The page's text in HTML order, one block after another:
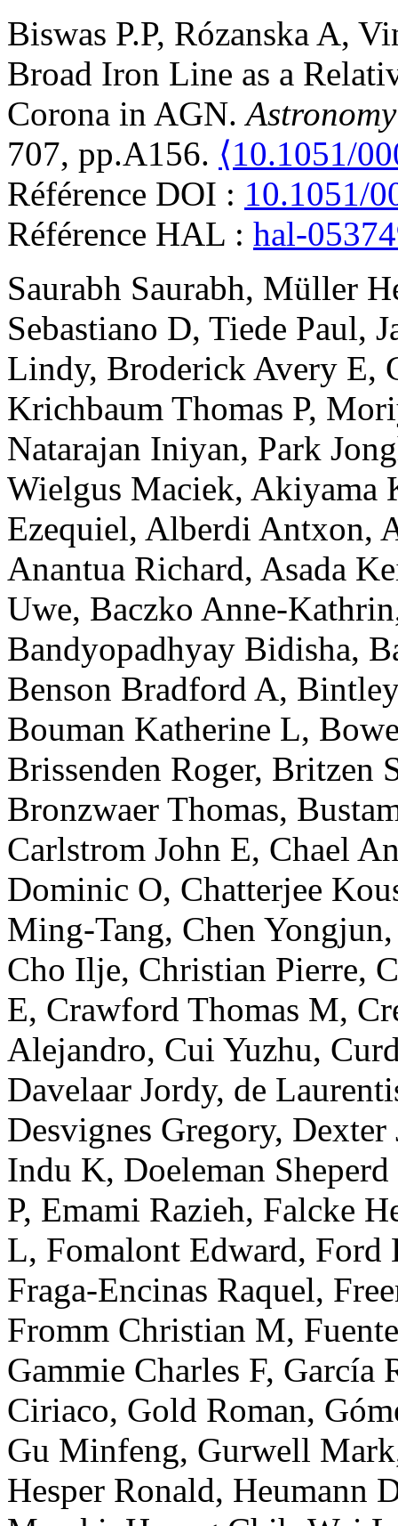
Biswas P.P, Rózanska A,
Broad Iron Line as a
Corona in AGN.
707, pp.A156. ⟨10.1051/
Référence DOI : 10.1051/
Référence HAL : hal-
Saurabh Saurabh, Müller
Sebastiano D, Tiede Paul,
Lindy, Broderick Avery E,
Krichbaum Thomas P,
Natarajan Iniyan, Park
Wielgus Maciek, Akiyama
Ezequiel, Alberdi Antxon,
Anantua Richard, Asada
Uwe, Baczko Anne-Kathrin
Bandyopadhyay Bidisha,
Benson Bradford A,
Bouman Katherine L,
Brissenden Roger, Britzen
Bronzwaer Thomas,
Carlstrom John E, Chael
Dominic O, Chatterjee
Ming-Tang, Chen Yongjun
Cho Ilje, Christian Pierre,
E, Crawford Thomas M,
Alejandro, Cui Yuzhu,
Davelaar Jordy, de
Desvignes Gregory, Dexter
Indu K, Doeleman Sheperd
P, Emami Razieh, Falcke
L, Fomalont Edward, Ford
Fraga-Encinas Raquel,
Fromm Christian M,
Gammie Charles F, García
Ciriaco, Gold Roman,
Gu Minfeng, Gurwell Mark
Hesper Ronald, Heumann